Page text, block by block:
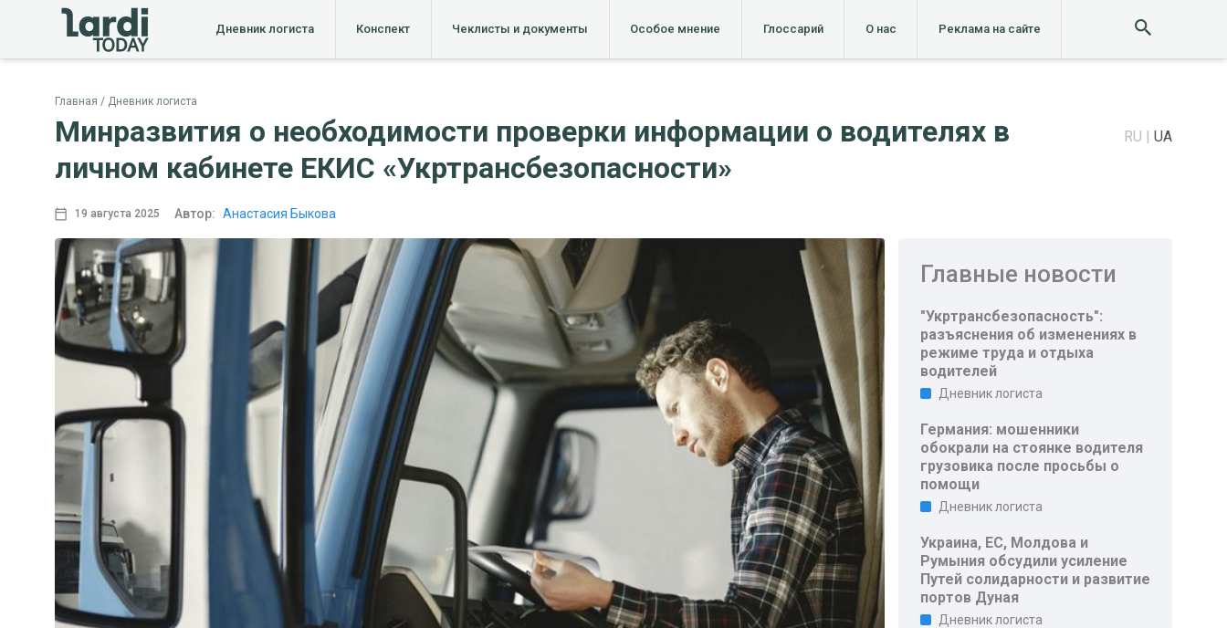
Дневник логиста Конспект Чеклисты и документы Особое мнение Глоссарий О нас Реклама на сайте
Главная Дневник логиста
Минразвития о необходимости проверки информации о водителях в
личном кабинете ЕКИС «Укртрансбезопасности»
RU UA
19 августа 2025 Автор: Анастасия Быкова
Главные новости
"Укртрансбезопасность":
разъяснения об изменениях в
режиме труда и отдыха
водителей
Дневник логиста
Германия: мошенники
обокрали на стоянке водителя
грузовика после просьбы о
помощи
Дневник логиста
Украина, ЕС, Молдова и
Румыния обсудили усиление
Путей солидарности и развитие
портов Дуная
Дневник логиста